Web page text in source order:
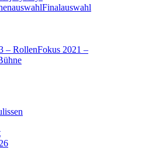
Finalauswahl
– RollenFokus 2021 –